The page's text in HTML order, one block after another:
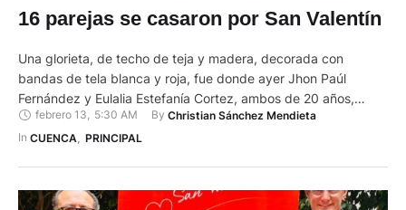
16 parejas se casaron por San Valentín
Una glorieta, de techo de teja y madera, decorada con
bandas de tela blanca y roja, fue donde ayer Jhon Paúl
Fernández y Eulalia Estefanía Cortez, ambos de 20 años,
firmaron su matrimonio civil, en Cuenca. Lo hicieron al aire
libre, junto a una pileta, de color blanco, en un espacio verde,
febrero 13, 5:30 AM By Christian Sánchez Mendieta
In CUENCA PRINCIPAL